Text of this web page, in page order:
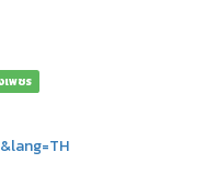
เพชร